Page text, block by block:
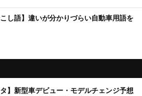
こし語】違いが分かりづらい自動車用語を
タ】新型車デビュー・モデルチェンジ予想